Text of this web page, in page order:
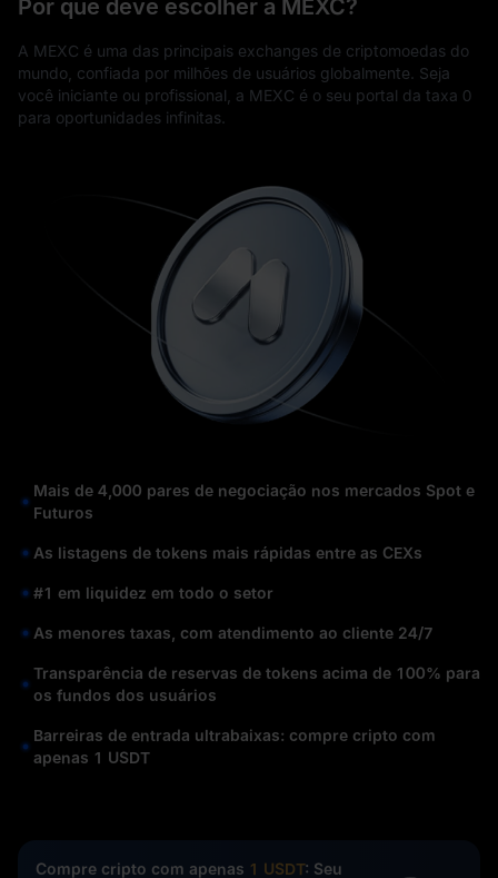
Por que deve escolher a MEXC?
A MEXC é uma das principais exchanges de criptomoedas do
mundo, confiada por milhões de usuários globalmente. Seja
você iniciante ou profissional, a MEXC é o seu portal da taxa 0
para oportunidades infinitas.
Mais de 4,000 pares de negociação nos mercados Spot e
Futuros
As listagens de tokens mais rápidas entre as CEXs
#1 em liquidez em todo o setor
As menores taxas, com atendimento ao cliente 24/7
Transparência de reservas de tokens acima de 100% para
os fundos dos usuários
Barreiras de entrada ultrabaixas: compre cripto com
apenas 1 USDT
Compre cripto com apenas 1 USDT: Seu